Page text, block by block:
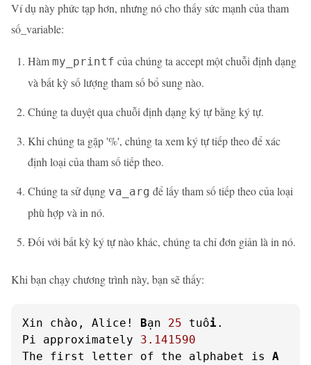
Ví dụ này phức tạp hơn, nhưng nó cho thấy sức mạnh của tham
số_variable:
Hàm my_printf của chúng ta accept một chuỗi định dạng
và bất kỳ số lượng tham số bổ sung nào.
Chúng ta duyệt qua chuỗi định dạng ký tự bằng ký tự.
Khi chúng ta gặp '%', chúng ta xem ký tự tiếp theo để xác
định loại của tham số tiếp theo.
Chúng ta sử dụng va_arg để lấy tham số tiếp theo của loại
phù hợp và in nó.
Đối với bất kỳ ký tự nào khác, chúng ta chỉ đơn giản là in nó.
Khi bạn chạy chương trình này, bạn sẽ thấy:
Xin chào, Alice! Bạn 25 tuổi.
Pi approximately 3.141590
The first letter of the alphabet is A